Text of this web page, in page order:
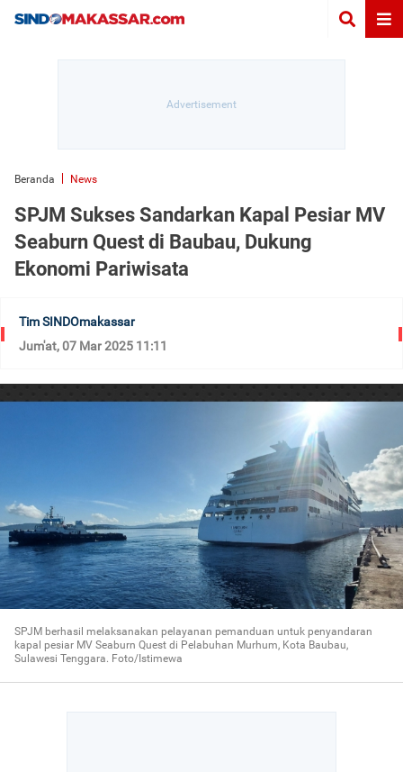
Beranda News
SPJM Sukses Sandarkan Kapal Pesiar MV
Seaburn Quest di Baubau, Dukung
Ekonomi Pariwisata
Tim SINDOmakassar
Jum'at, 07 Mar 2025 11:11
SPJM berhasil melaksanakan pelayanan pemanduan untuk penyandaran
kapal pesiar MV Seaburn Quest di Pelabuhan Murhum, Kota Baubau,
Sulawesi Tenggara. Foto/Istimewa